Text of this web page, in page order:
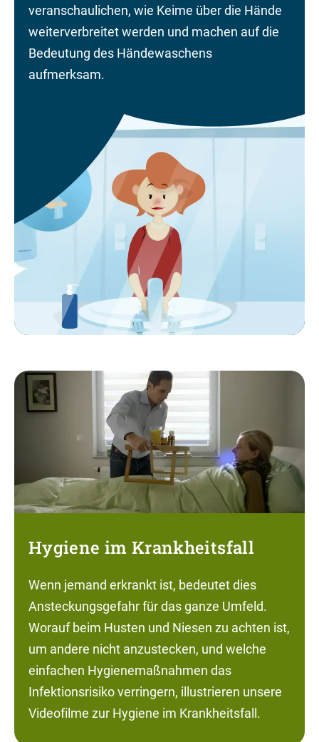
veranschaulichen, wie Keime über die Hände
weiterverbreitet werden und machen auf die
Bedeutung des Händewaschens
aufmerksam.
Hygiene im Krankheitsfall
Wenn jemand erkrankt ist, bedeutet dies
Ansteckungsgefahr für das ganze Umfeld.
Worauf beim Husten und Niesen zu achten ist,
um andere nicht anzustecken, und welche
einfachen Hygienemaßnahmen das
Infektionsrisiko verringern, illustrieren unsere
Videofilme zur Hygiene im Krankheitsfall.